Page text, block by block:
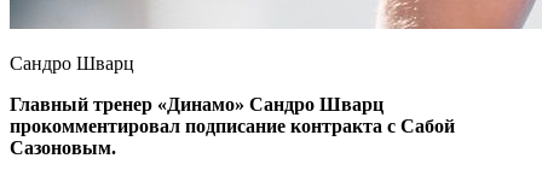
Сандро Шварц
Главный тренер «Динамо» Сандро Шварц
прокомментировал подписание контракта с Сабой
Сазоновым.